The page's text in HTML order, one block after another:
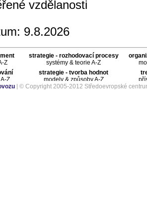
vzdělanosti
9.8.2026
strategie - rozhodovací procesy
Z
systémy & teorie A-Z
strategie - tvorba hodnot
Z
modely & způsoby A-Z
| © Copyright 2005-2012 Středoevropské